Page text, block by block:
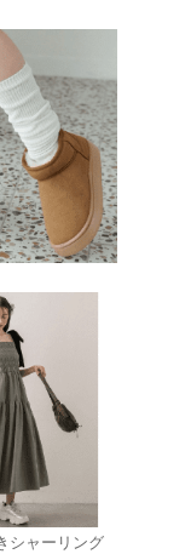
シャーリング